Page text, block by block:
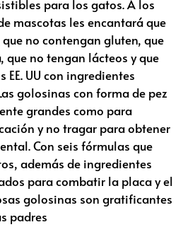
para los gatos. A los
mascotas les encantará que
no contengan gluten, que
que no tengan lácteos y que
EE. UU con ingredientes
golosinas con forma de pez
grandes como para
y no tragar para obtener
Con seis fórmulas que
además de ingredientes
para combatir la placa y el
golosinas son gratificantes
padres